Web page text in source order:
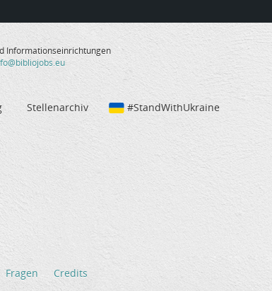
Informationseinrichtungen
Stellenarchiv #StandWithUkraine
Fragen Credits